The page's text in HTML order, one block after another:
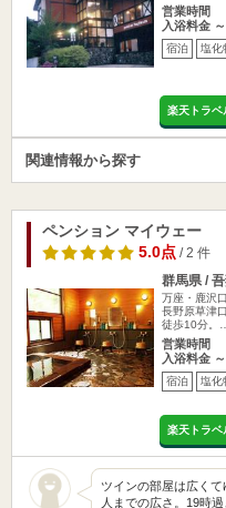
営業時間
入浴料金 ～
宿泊 塩化
楽天トラベ
関連情報から探す
ペンション マイウェー
5.0点/ 2 件
群馬県 /
万座・鹿沢
長野原草津
徒歩10分。…
営業時間
入浴料金 ～
宿泊 塩化
楽天トラベ
ツインの部屋は広く
人までの広さ。19時